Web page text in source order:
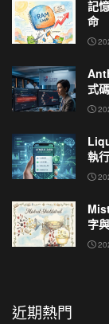
記
命
式碼
執
字
近期熱門